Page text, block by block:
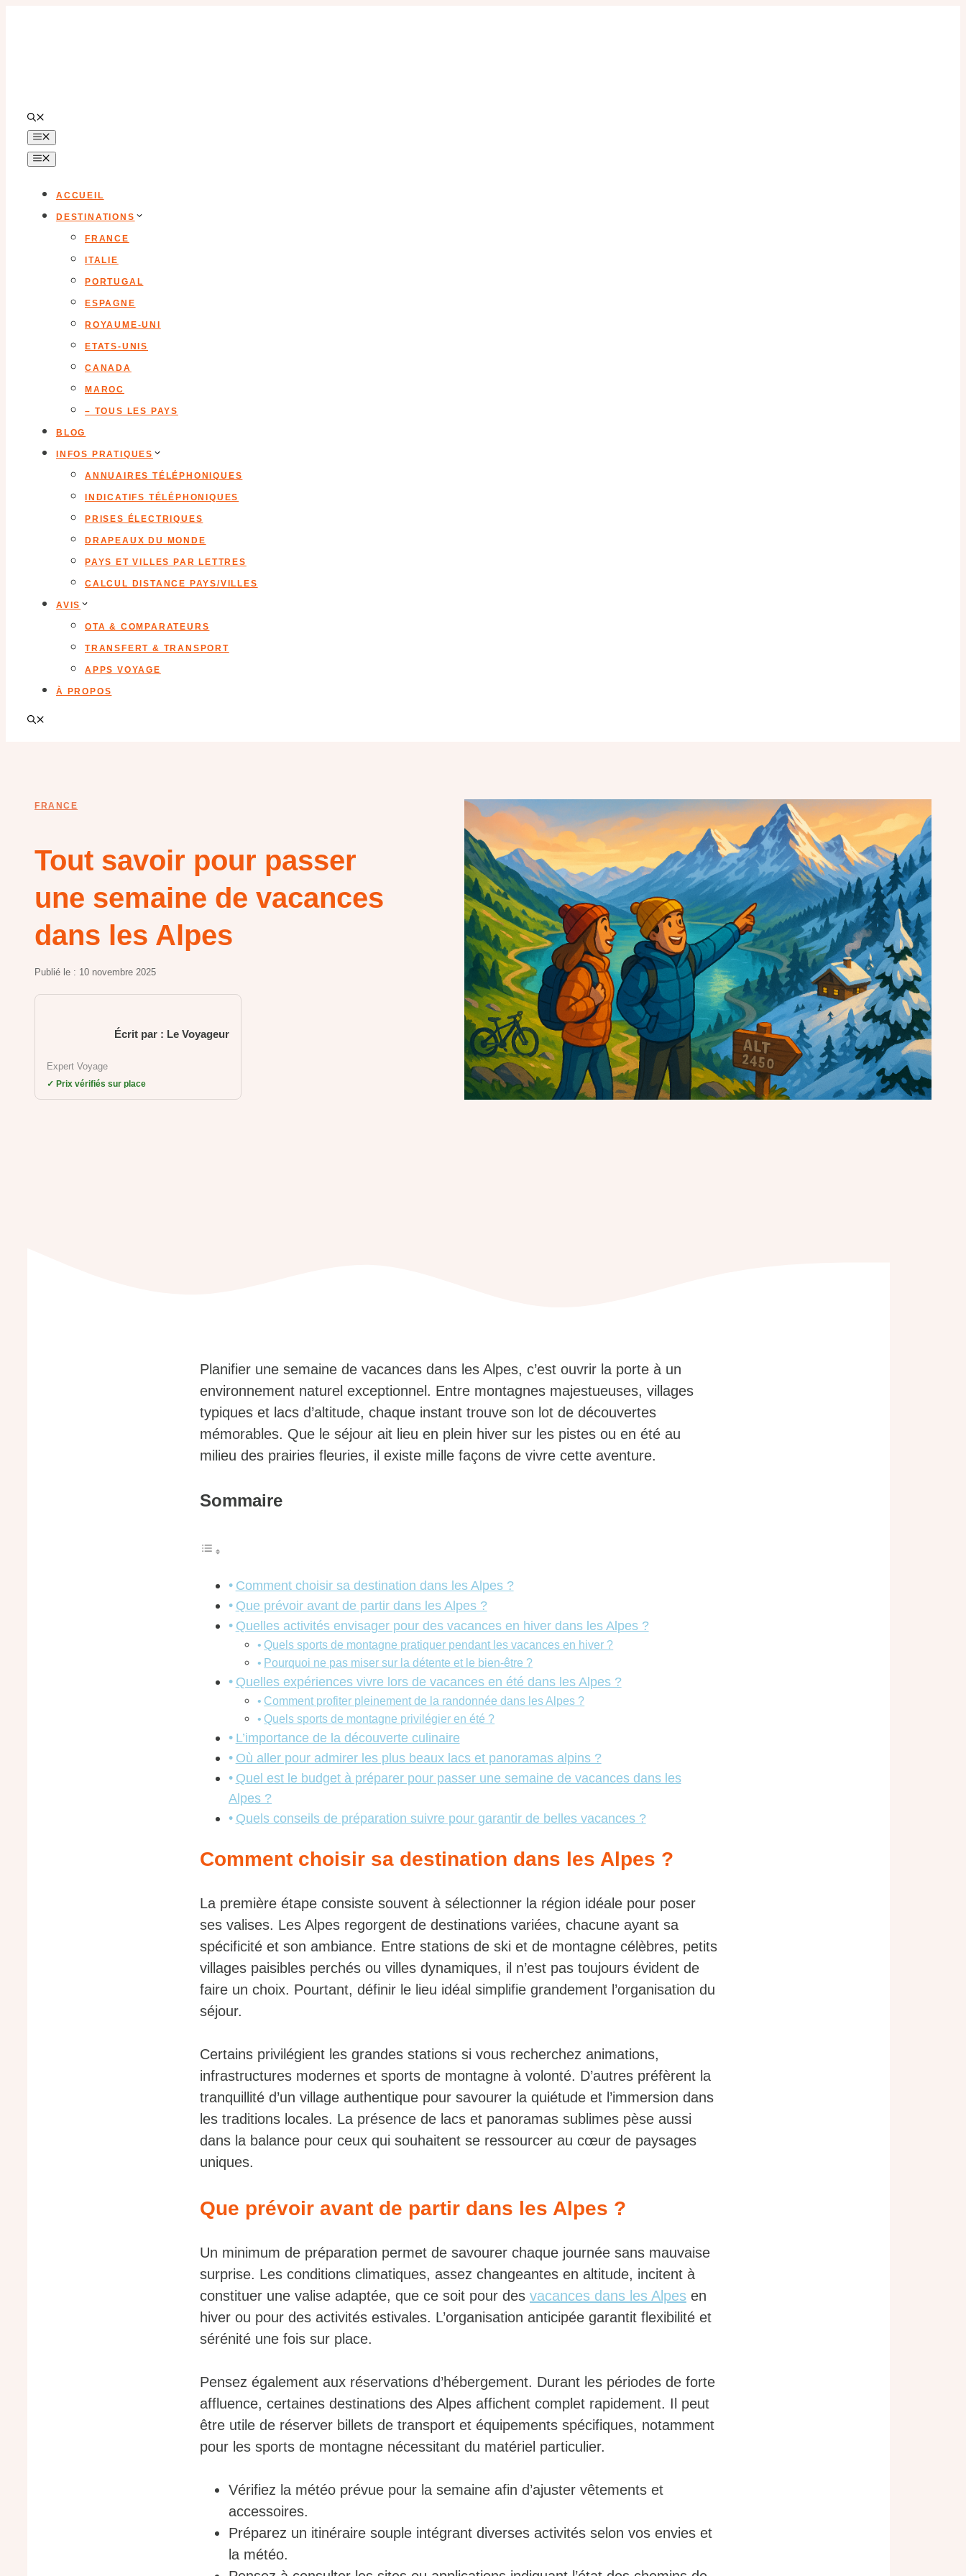
ACCUEIL
DESTINATIONS
FRANCE
ITALIE
PORTUGAL
ESPAGNE
ROYAUME-UNI
ETATS-UNIS
CANADA
MAROC
– TOUS LES PAYS
BLOG
INFOS PRATIQUES
ANNUAIRES TÉLÉPHONIQUES
INDICATIFS TÉLÉPHONIQUES
PRISES ÉLECTRIQUES
DRAPEAUX DU MONDE
PAYS ET VILLES PAR LETTRES
CALCUL DISTANCE PAYS/VILLES
AVIS
OTA & COMPARATEURS
TRANSFERT & TRANSPORT
APPS VOYAGE
À PROPOS
FRANCE
Tout savoir pour passer
une semaine de vacances
dans les Alpes
Publié le : 10 novembre 2025
Écrit par : Le Voyageur
Expert Voyage
✓ Prix vérifiés sur place
Planifier une semaine de vacances dans les Alpes, c’est ouvrir la porte à un
environnement naturel exceptionnel. Entre montagnes majestueuses, villages
typiques et lacs d’altitude, chaque instant trouve son lot de découvertes
mémorables. Que le séjour ait lieu en plein hiver sur les pistes ou en été au
milieu des prairies fleuries, il existe mille façons de vivre cette aventure.
Sommaire
Comment choisir sa destination dans les Alpes ?
Que prévoir avant de partir dans les Alpes ?
Quelles activités envisager pour des vacances en hiver dans les Alpes ?
Quels sports de montagne pratiquer pendant les vacances en hiver ?
Pourquoi ne pas miser sur la détente et le bien-être ?
Quelles expériences vivre lors de vacances en été dans les Alpes ?
Comment profiter pleinement de la randonnée dans les Alpes ?
Quels sports de montagne privilégier en été ?
L’importance de la découverte culinaire
Où aller pour admirer les plus beaux lacs et panoramas alpins ?
Quel est le budget à préparer pour passer une semaine de vacances dans les
Alpes ?
Quels conseils de préparation suivre pour garantir de belles vacances ?
Comment choisir sa destination dans les Alpes ?
La première étape consiste souvent à sélectionner la région idéale pour poser
ses valises. Les Alpes regorgent de destinations variées, chacune ayant sa
spécificité et son ambiance. Entre stations de ski et de montagne célèbres, petits
villages paisibles perchés ou villes dynamiques, il n’est pas toujours évident de
faire un choix. Pourtant, définir le lieu idéal simplifie grandement l’organisation du
séjour.
Certains privilégient les grandes stations si vous recherchez animations,
infrastructures modernes et sports de montagne à volonté. D’autres préfèrent la
tranquillité d’un village authentique pour savourer la quiétude et l’immersion dans
les traditions locales. La présence de lacs et panoramas sublimes pèse aussi
dans la balance pour ceux qui souhaitent se ressourcer au cœur de paysages
uniques.
Que prévoir avant de partir dans les Alpes ?
Un minimum de préparation permet de savourer chaque journée sans mauvaise
surprise. Les conditions climatiques, assez changeantes en altitude, incitent à
constituer une valise adaptée, que ce soit pour des vacances dans les Alpes en
hiver ou pour des activités estivales. L’organisation anticipée garantit flexibilité et
sérénité une fois sur place.
Pensez également aux réservations d’hébergement. Durant les périodes de forte
affluence, certaines destinations des Alpes affichent complet rapidement. Il peut
être utile de réserver billets de transport et équipements spécifiques, notamment
pour les sports de montagne nécessitant du matériel particulier.
Vérifiez la météo prévue pour la semaine afin d’ajuster vêtements et
accessoires.
Préparez un itinéraire souple intégrant diverses activités selon vos envies et
la météo.